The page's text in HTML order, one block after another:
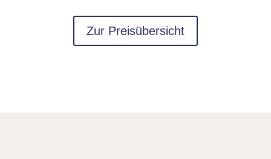
Zur Preisübersicht